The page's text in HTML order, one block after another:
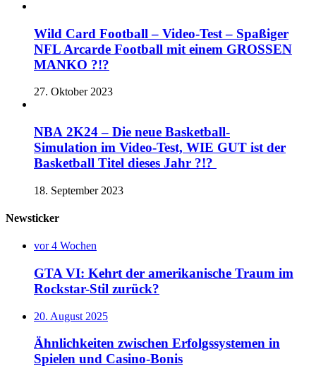
Wild Card Football – Video-Test – Spaßiger
NFL Arcarde Football mit einem GROSSEN
MANKO ?!?
27. Oktober 2023
NBA 2K24 – Die neue Basketball-
Simulation im Video-Test, WIE GUT ist der
Basketball Titel dieses Jahr ?!?
18. September 2023
Newsticker
vor 4 Wochen
GTA VI: Kehrt der amerikanische Traum im
Rockstar-Stil zurück?
20. August 2025
Ähnlichkeiten zwischen Erfolgssystemen in
Spielen und Casino‑Bonis